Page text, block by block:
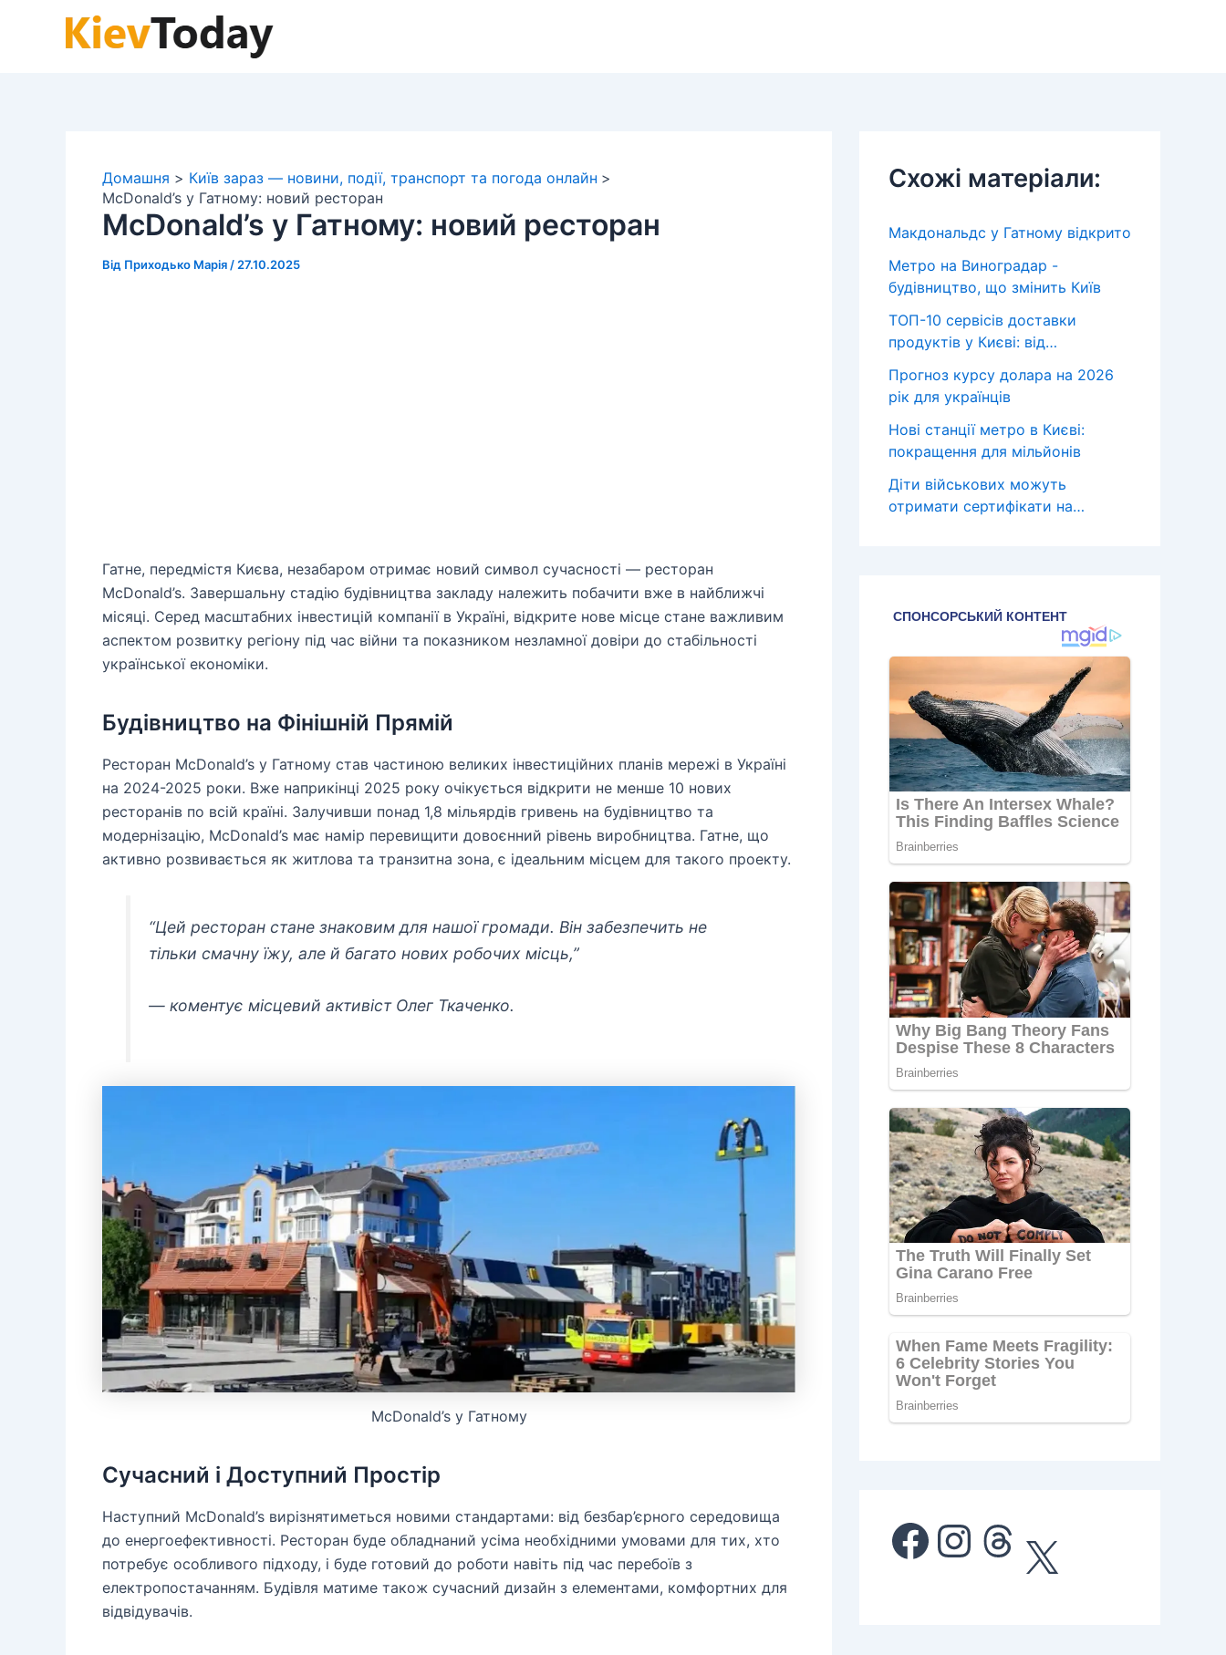
Домашня
Київ зараз — новини, події, транспорт та погода онлайн
McDonald’s у Гатному: новий ресторан
McDonald’s у Гатному: новий ресторан
Від Приходько Марія / 27.10.2025
Гатне, передмістя Києва, незабаром отримає новий символ сучасності — ресторан
McDonald’s. Завершальну стадію будівництва закладу належить побачити вже в найближчі
місяці. Серед масштабних інвестицій компанії в Україні, відкрите нове місце стане важливим
аспектом розвитку регіону під час війни та показником незламної довіри до стабільності
української економіки.
Будівництво на Фінішній Прямій
Ресторан McDonald’s у Гатному став частиною великих інвестиційних планів мережі в Україні
на 2024-2025 роки. Вже наприкінці 2025 року очікується відкрити не менше 10 нових
ресторанів по всій країні. Залучивши понад 1,8 мільярдів гривень на будівництво та
модернізацію, McDonald’s має намір перевищити довоєнний рівень виробництва. Гатне, що
активно розвивається як житлова та транзитна зона, є ідеальним місцем для такого проекту.
“Цей ресторан стане знаковим для нашої громади. Він забезпечить не
тільки смачну їжу, але й багато нових робочих місць,”
— коментує місцевий активіст Олег Ткаченко.
McDonald’s у Гатному
Сучасний і Доступний Простір
Наступний McDonald’s вирізнятиметься новими стандартами: від безбар’єрного середовища
до енергоефективності. Ресторан буде обладнаний усіма необхідними умовами для тих, хто
потребує особливого підходу, і буде готовий до роботи навіть під час перебоїв з
електропостачанням. Будівля матиме також сучасний дизайн з елементами, комфортних для
відвідувачів.
Схожі матеріали:
Макдональдс у Гатному відкрито
Метро на Виноградар -
будівництво, що змінить Київ
ТОП-10 сервісів доставки
продуктів у Києві: від…
Прогноз курсу долара на 2026
рік для українців
Нові станції метро в Києві:
покращення для мільйонів
Діти військових можуть
отримати сертифікати на…
Facebook Instagram Threads X